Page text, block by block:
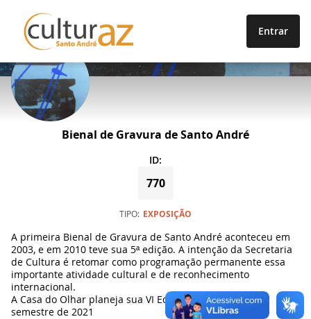
Entrar
PROJETOS
Bienal de Gravura de Santo André
ID:
770
TIPO EXPOSIÇÃO
A primeira Bienal de Gravura de Santo André aconteceu em
2003, e em 2010 teve sua 5ª edição. A intenção da Secretaria
de Cultura é retomar como programação permanente essa
importante atividade cultural e de reconhecimento
internacional.
A Casa do Olhar planeja sua VI Edição para o segundo
semestre de 2021